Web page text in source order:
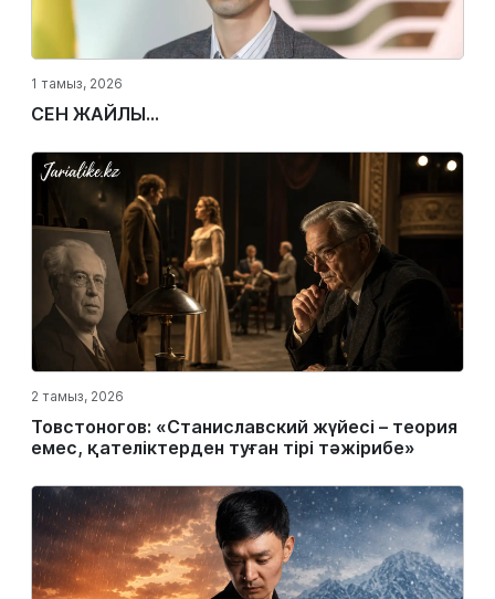
1 тамыз, 2026
СЕН ЖАЙЛЫ...
2 тамыз, 2026
Товстоногов: «Станиславский жүйесі – теория
емес, қателіктерден туған тірі тәжірибе»